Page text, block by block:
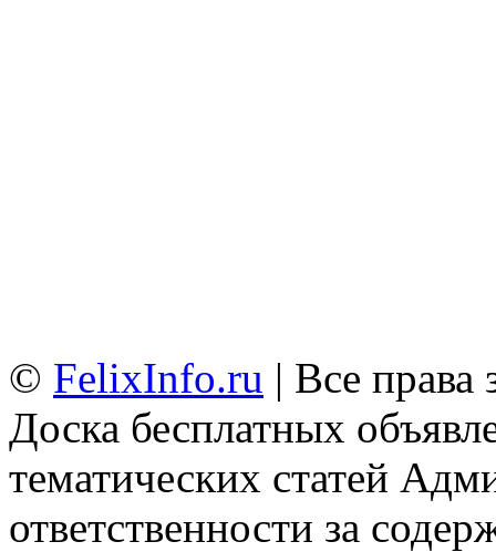
© FelixInfo.ru | Все
Доска бесплатных
тематических статей
ответственности за